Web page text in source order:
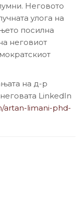
Неговото
улога на
посилна
неговиот
на д-р
LinkedIn
artan-limani-phd-